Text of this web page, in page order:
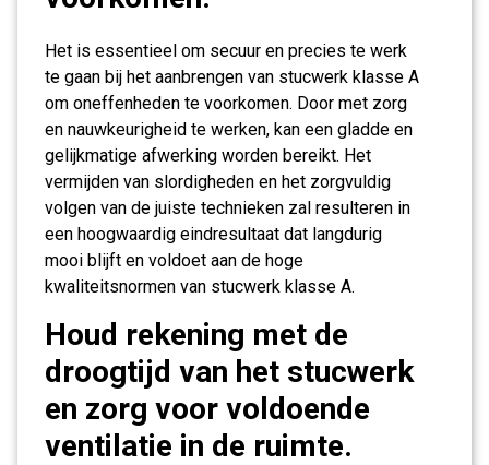
Het is essentieel om secuur en precies te werk
te gaan bij het aanbrengen van stucwerk klasse A
om oneffenheden te voorkomen. Door met zorg
en nauwkeurigheid te werken, kan een gladde en
gelijkmatige afwerking worden bereikt. Het
vermijden van slordigheden en het zorgvuldig
volgen van de juiste technieken zal resulteren in
een hoogwaardig eindresultaat dat langdurig
mooi blijft en voldoet aan de hoge
kwaliteitsnormen van stucwerk klasse A.
Houd rekening met de
droogtijd van het stucwerk
en zorg voor voldoende
ventilatie in de ruimte.